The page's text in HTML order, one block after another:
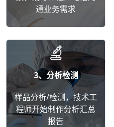
通业务需求
3、分析检测
样品分析/检测，技术工
程师开始制作分析汇总
报告